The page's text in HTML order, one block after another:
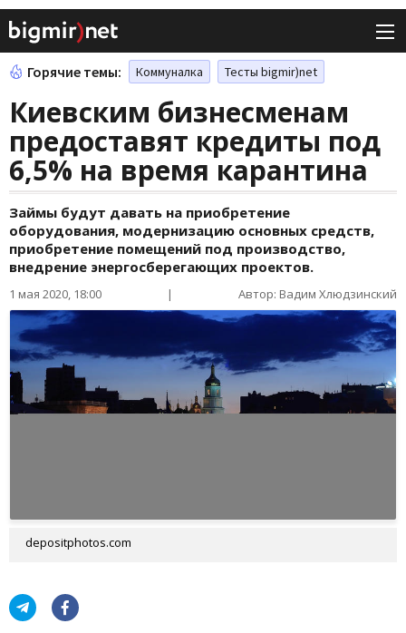
Горячие темы: Коммуналка Тесты bigmir)net
Киевским бизнесменам
предоставят кредиты под
6,5% на время карантина
Займы будут давать на приобретение
оборудования, модернизацию основных средств,
приобретение помещений под производство,
внедрение энергосберегающих проектов.
1 мая 2020, 18:00 | Автор: Вадим Хлюдзинский
depositphotos.com